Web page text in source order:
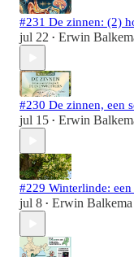
#231 De zinnen: (2)
jul 22 • Erwin
#230 De zinnen, een
jul 15 • Erwin
#229 Winterlinde:
jul 8 • Erwin Balkema